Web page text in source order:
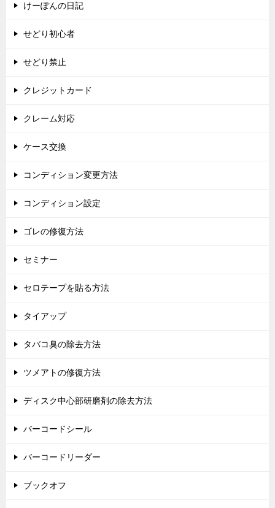
けーぽんの日記
せどり初心者
せどり禁止
クレジットカード
クレーム対応
ケース交換
コンディション変更方法
コンディション設定
ゴレの修復方法
セミナー
セロテープを貼る方法
タイアップ
タバコ臭の除去方法
ツメアトの修復方法
ディスク中心部研磨剤の除去方法
バーコードシール
バーコードリーダー
ブックオフ